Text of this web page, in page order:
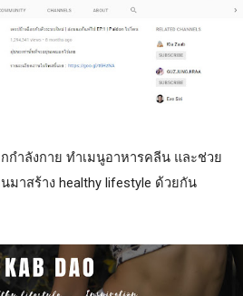
กำลังกาย ทำเมนูอาหารคลีน และช่วย
มาสร้าง healthy lifestyle ด้วยกัน